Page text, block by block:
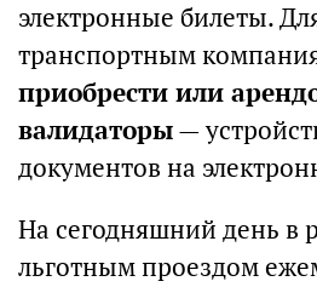
электронные билеты.
транспортным
приобрести или
валидаторы—
документов на
На сегодняшний день в
льготным проездом